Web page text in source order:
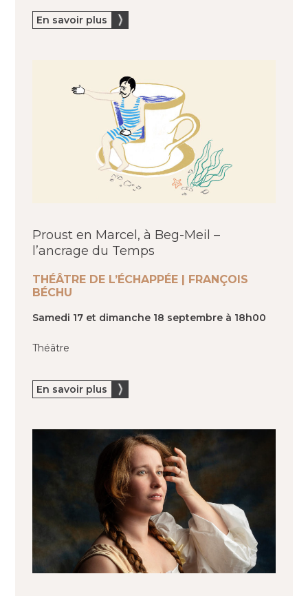
En savoir plus
Proust en Marcel, à Beg-Meil –
l’ancrage du Temps
THÉÂTRE DE L’ÉCHAPPÉE | FRANÇOIS
BÉCHU
Samedi 17 et dimanche 18 septembre à 18h00
Théâtre
En savoir plus